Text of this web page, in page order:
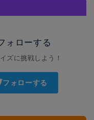
ォローする
ズに挑戦しよう！
フォローする